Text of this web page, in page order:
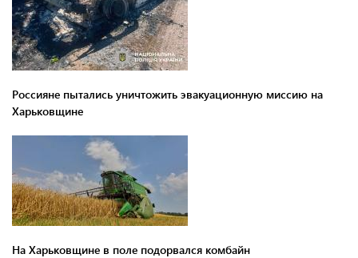
Россияне пытались уничтожить эвакуационную миссию на
Харьковщине
На Харьковщине в поле подорвался комбайн